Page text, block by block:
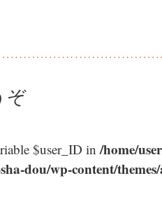
ぞ
$user_ID in/home/
dou/wp-content/